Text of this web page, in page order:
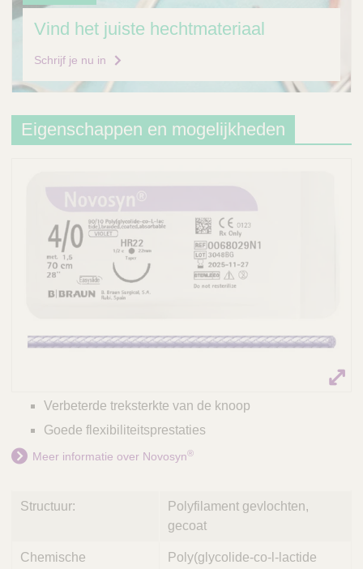
Vind het juiste hechtmateriaal
Schrijf je nu in
Eigenschappen en mogelijkheden
Verbeterde treksterkte van de knoop
Goede flexibiliteitsprestaties
Meer informatie over Novosyn®
Structuur:
Polyfilament gevlochten,
gecoat
Chemische
Poly(glycolide-co-l-lactide